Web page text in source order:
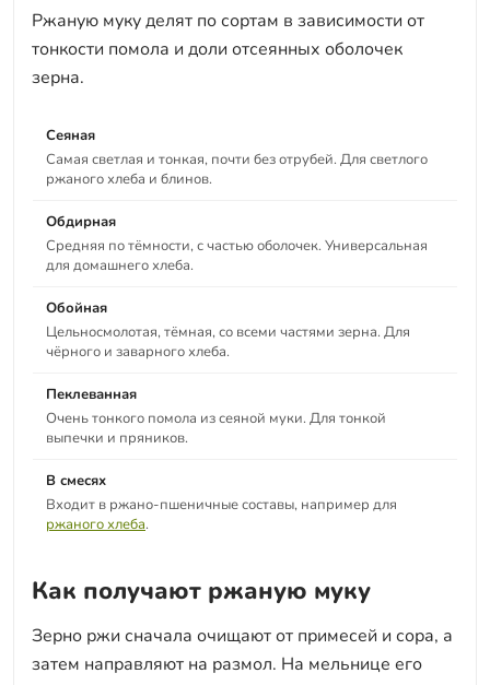
Ржаную муку делят по сортам в зависимости от
тонкости помола и доли отсеянных оболочек
зерна.
Сеяная
Самая светлая и тонкая, почти без отрубей. Для светлого
ржаного хлеба и блинов.
Обдирная
Средняя по тёмности, с частью оболочек. Универсальная
для домашнего хлеба.
Обойная
Цельносмолотая, тёмная, со всеми частями зерна. Для
чёрного и заварного хлеба.
Пеклеванная
Очень тонкого помола из сеяной муки. Для тонкой
выпечки и пряников.
В смесях
Входит в ржано-пшеничные составы, например для
ржаного хлеба.
Как получают ржаную муку
Зерно ржи сначала очищают от примесей и сора, а
затем направляют на размол. На мельнице его